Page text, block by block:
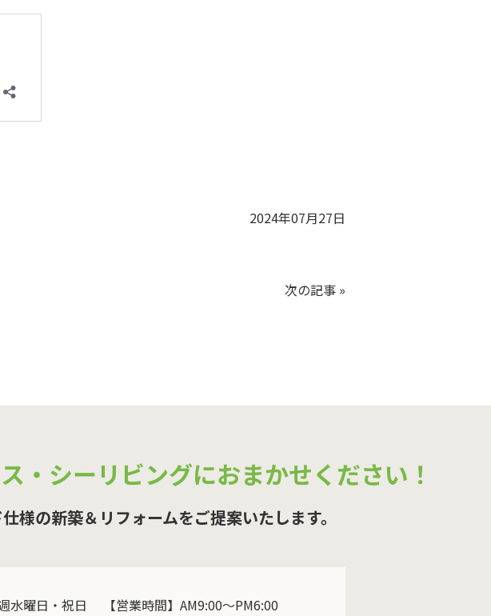
2024年07月27日
次の記事 »
・シーリビングにおまかせください！
様の新築＆リフォームをご提案いたします。
水曜日・祝日 【営業時間】AM9:00～PM6:00